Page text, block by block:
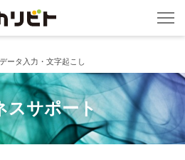
データ入力・文字起こし
スサポート